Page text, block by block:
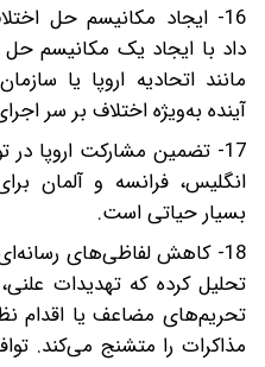
16- ایجاد مکانیسم حل
داد با ایجاد یک مکانیسم
مانند اتحادیه اروپا یا
آینده به‌ویژه اختلاف بر سر
17- تضمین مشارکت اروپا
انگلیس، فرانسه و آلمان
بسیار حیاتی است.
18- کاهش لفاظی‌های
تحلیل‌ کرده که تهدیدات
تحریم‌های مضاعف یا اقدام
مذاکرات را متشنج می‌کند.